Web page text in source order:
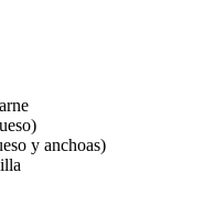
y anchoas)